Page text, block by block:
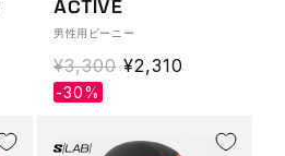
ACTIVE
男性用ビーニー
通
常
格
¥3,300 Translation
¥2,310
-30%